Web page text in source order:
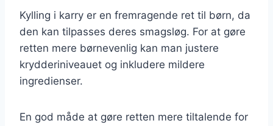
Kylling i karry er en fremragende ret til børn, da
den kan tilpasses deres smagsløg. For at gøre
retten mere børnevenlig kan man justere
krydderiniveauet og inkludere mildere
ingredienser.
En god måde at gøre retten mere tiltalende for